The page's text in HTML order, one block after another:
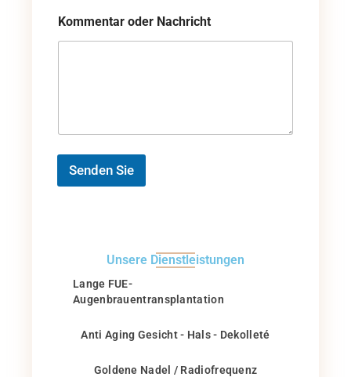
Kommentar oder Nachricht
Senden Sie
Unsere Dienstleistungen
Lange FUE-
Augenbrauentransplantation
Anti Aging Gesicht - Hals - Dekolleté
Goldene Nadel / Radiofrequenz